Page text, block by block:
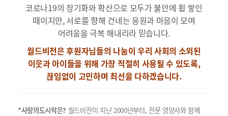
코로나19의 장기화와 확산으로 모두가 불안에 휩 쌓인
때이지만, 서로를 향해 건네는 응원과 마음이 모여
어려움을 극복 해내리라 믿습니다.
월드비전은 후원자님들의 나눔이 우리 사회의 소외된
이웃과 아이들을 위해 가장 적절히 사용될 수 있도록,
끊임없이 고민하며 최선을 다하겠습니다.
*사랑의도시락은? 월드비전이 지난 2000년부터, 전문 영양사와 함께